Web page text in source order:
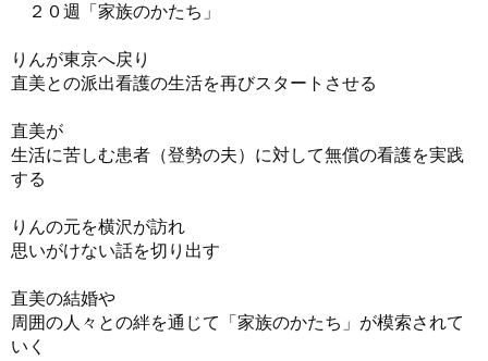
２０週「家族のかたち」
りんが東京へ戻り
直美との派出看護の生活を再びスタートさせる
直美が
生活に苦しむ患者（登勢の夫）に対して無償の看護を実践
する
りんの元を横沢が訪れ
思いがけない話を切り出す
直美の結婚や
周囲の人々との絆を通じて「家族のかたち」が模索されて
いく